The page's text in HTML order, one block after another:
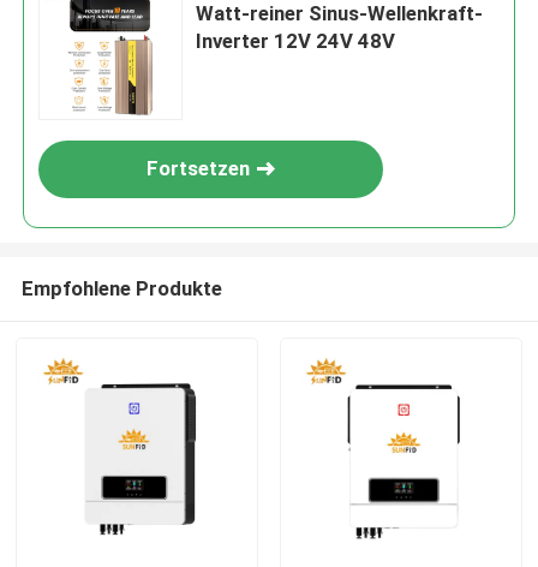
Watt-reiner Sinus-Wellenkraft-
Inverter 12V 24V 48V
Fortsetzen
Empfohlene Produkte